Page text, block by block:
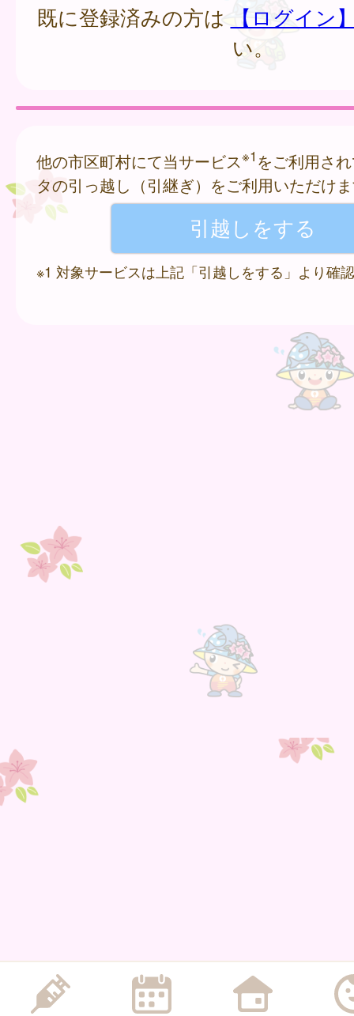
既に登録済みの方は
【ログイン
い。
他の市区町村にて当サービス※1 をご利用さ
タの引っ越し（引継ぎ）をご利用いただけ
※1 対象サービスは上記「引越しをする」より確